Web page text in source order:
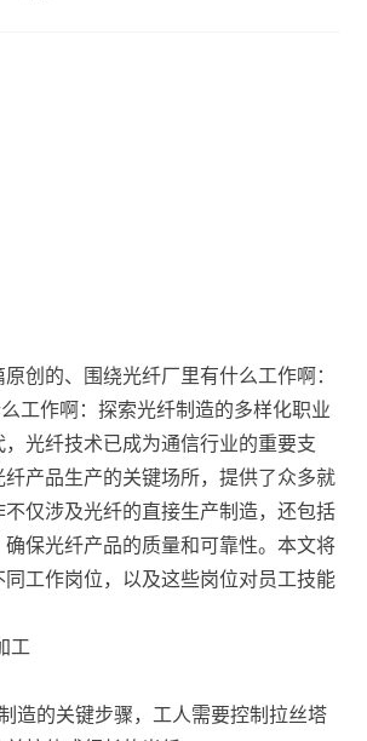
创的、围绕光纤厂里有什么工作啊：
工作啊：探索光纤制造的多样化职业
光纤技术已成为通信行业的重要支
产品生产的关键场所，提供了众多就
不仅涉及光纤的直接生产制造，还包括
保光纤产品的质量和可靠性。本文将
工作岗位，以及这些岗位对员工技能
工
造的关键步骤，工人需要控制拉丝塔